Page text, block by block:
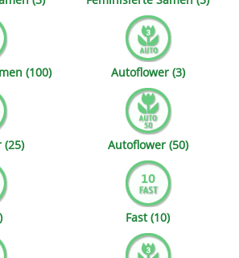
Seeds
Seeds
of the Great Gardener
Mandala
Ministry of
Philosopher Seeds
(100) Autoflower (3)
(25) Autoflower (50)
Fast (10)